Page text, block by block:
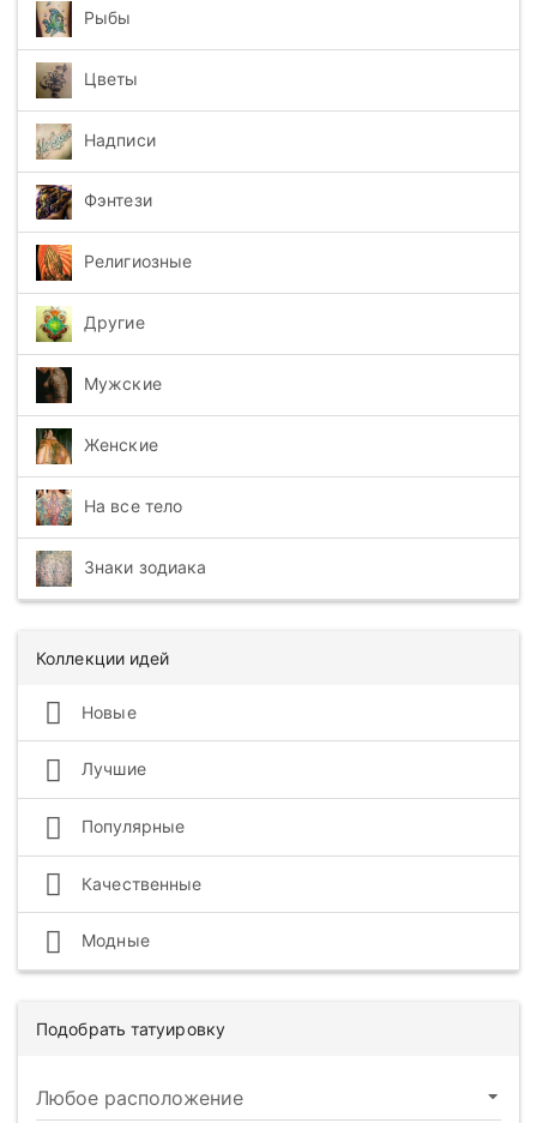
Рыбы
Цветы
Надписи
Фэнтези
Религиозные
Другие
Мужские
Женские
На все тело
Знаки зодиака
Коллекции идей
Новые
Лучшие
Популярные
Качественные
Модные
Подобрать татуировку